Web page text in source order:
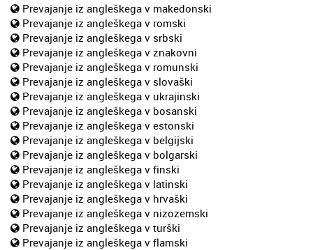
Prevajanje iz angleškega v makedonski
Prevajanje iz angleškega v romski
Prevajanje iz angleškega v srbski
Prevajanje iz angleškega v znakovni
Prevajanje iz angleškega v romunski
Prevajanje iz angleškega v slovaški
Prevajanje iz angleškega v ukrajinski
Prevajanje iz angleškega v bosanski
Prevajanje iz angleškega v estonski
Prevajanje iz angleškega v belgijski
Prevajanje iz angleškega v bolgarski
Prevajanje iz angleškega v finski
Prevajanje iz angleškega v latinski
Prevajanje iz angleškega v hrvaški
Prevajanje iz angleškega v nizozemski
Prevajanje iz angleškega v turški
Prevajanje iz angleškega v flamski